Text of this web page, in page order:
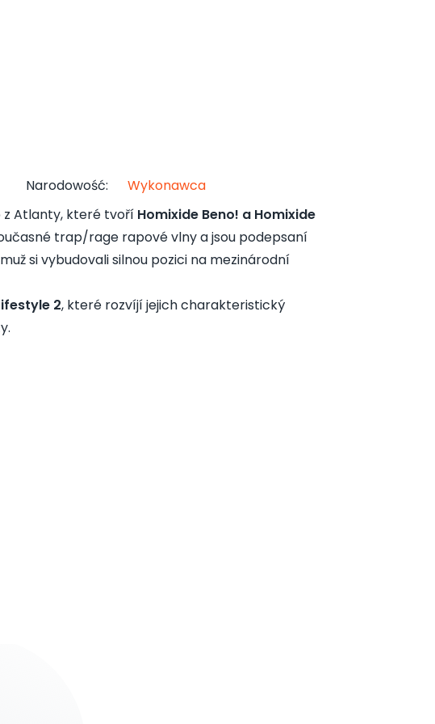
Narodowość:
Wykonawca
z Atlanty, které tvoří Homixide Beno! a Homixide
trap/rage rapové vlny a jsou podepsaní
si vybudovali silnou pozici na mezinárodní
2, které rozvíjí jejich charakteristický